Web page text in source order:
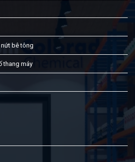
nứt bê tông
thang máy